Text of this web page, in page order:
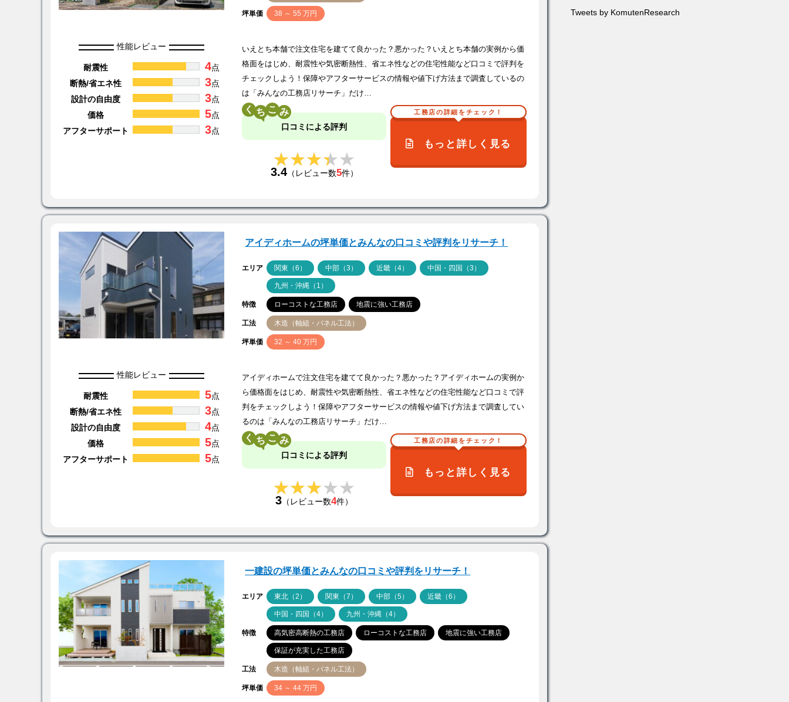
坪単価 38 ～ 55 万円
性能レビュー
耐震性 4点
断熱/省エネ性
3点
設計の自由度
3点
価格
5点
アフターサポート
3点
いえとち本舗で注文住宅を建てて良かった？悪かった？いえとち本舗の実例から価
格面をはじめ、耐震性や気密断熱性、省エネ性などの住宅性能など口コミで評判を
チェックしよう！保障やアフターサービスの情報や値下げ方法まで調査しているの
は「みんなの工務店リサーチ」だけ…
く こ
口コミによる評判
★★★★★
★★★★★
3.4（レビュー数5件）
工務店の詳細をチェック！
もっと詳しく見る
アイディホームの坪単価とみんなの口コミや評判をリサーチ！
エリア 関東（6） 中部（3） 近畿（4） 中国・四国（3）
九州・沖縄（1）
特徴 ローコストな工務店 地震に強い工務店
工法 木造（軸組・パネル工法）
坪単価 32 ～ 40 万円
性能レビュー
耐震性 5点
断熱/省エネ性
3点
設計の自由度
4点
価格
5点
アフターサポート
5点
アイディホームで注文住宅を建てて良かった？悪かった？アイディホームの実例か
ら価格面をはじめ、耐震性や気密断熱性、省エネ性などの住宅性能など口コミで評
判をチェックしよう！保障やアフターサービスの情報や値下げ方法まで調査してい
るのは「みんなの工務店リサーチ」だけ…
く こ
口コミによる評判
★★★★★
★★★★★
3 （レビュー数4件）
工務店の詳細をチェック！
もっと詳しく見る
一建設の坪単価とみんなの口コミや評判をリサーチ！
エリア 東北（2） 関東（7） 中部（5） 近畿（6）
中国・四国（4） 九州・沖縄（4）
特徴 高気密高断熱の工務店 ローコストな工務店 地震に強い工務店
保証が充実した工務店
工法 木造（軸組・パネル工法）
坪単価 34 ～ 44 万円
Tweets by KomutenResearch